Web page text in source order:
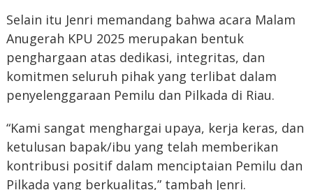
Selain itu Jenri memandang bahwa acara Malam
Anugerah KPU 2025 merupakan bentuk
penghargaan atas dedikasi, integritas, dan
komitmen seluruh pihak yang terlibat dalam
penyelenggaraan Pemilu dan Pilkada di Riau.
“Kami sangat menghargai upaya, kerja keras, dan
ketulusan bapak/ibu yang telah memberikan
kontribusi positif dalam menciptaian Pemilu dan
Pilkada yang berkualitas,” tambah Jenri.